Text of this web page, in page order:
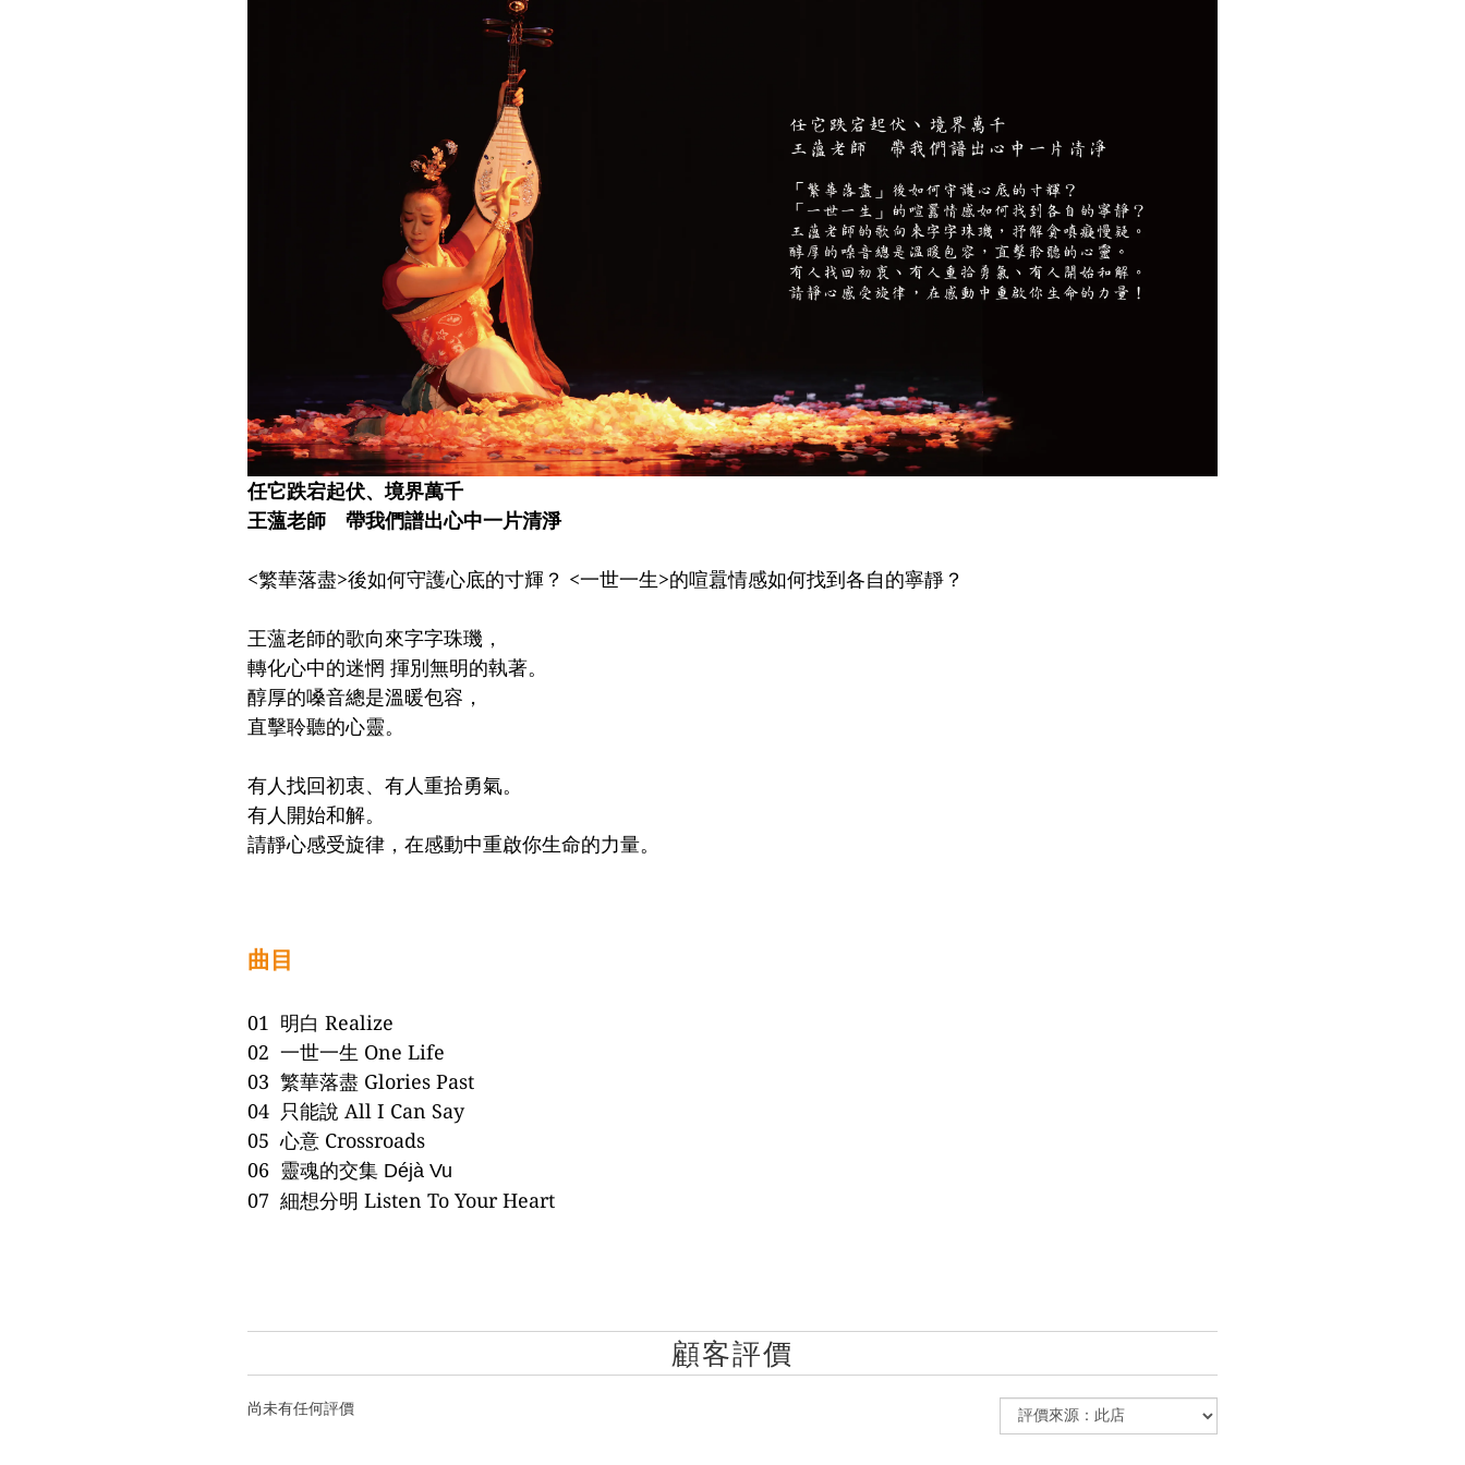
任它跌宕起伏、境界萬千
王薀老師　帶我們譜出心中一片清淨
<繁華落盡>後如何守護心底的寸輝？ <一世一生>的喧囂情感如何找到各自的寧靜？
王薀老師的歌向來字字珠璣，
轉化心中的迷惘 揮別無明的執著。
醇厚的嗓音總是溫暖包容，
直擊聆聽的心靈。
有人找回初衷、有人重拾勇氣。
有人開始和解。
請靜心感受旋律，在感動中重啟你生命的力量。
曲目
01  明白 Realize
02 一世一生 One Life
03 繁華落盡 Glories Past
04 只能說 All I Can Say
05 心意 Crossroads
06 靈魂的交集 Déjà Vu
07 細想分明 Listen To Your Heart
顧客評價
尚未有任何評價